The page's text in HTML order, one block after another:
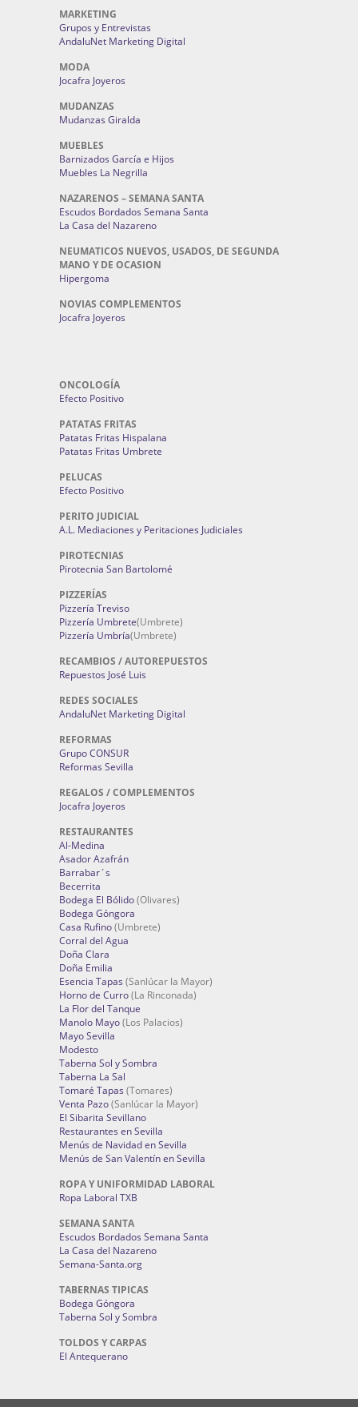
MARKETING
Grupos y Entrevistas
AndaluNet Marketing Digital
MODA
Jocafra Joyeros
MUDANZAS
Mudanzas Giralda
MUEBLES
Barnizados García e Hijos
Muebles La Negrilla
NAZARENOS – SEMANA SANTA
Escudos Bordados Semana Santa
La Casa del Nazareno
NEUMATICOS NUEVOS, USADOS, DE SEGUNDA
MANO Y DE OCASION
Hipergoma
NOVIAS COMPLEMENTOS
Jocafra Joyeros
ONCOLOGÍA
Efecto Positivo
PATATAS FRITAS
Patatas Fritas Hispalana
Patatas Fritas Umbrete
PELUCAS
Efecto Positivo
PERITO JUDICIAL
A.L. Mediaciones y Peritaciones Judiciales
PIROTECNIAS
Pirotecnia San Bartolomé
PIZZERÍAS
Pizzería Treviso
Pizzería Umbrete(Umbrete)
Pizzería Umbría(Umbrete)
RECAMBIOS / AUTOREPUESTOS
Repuestos José Luis
REDES SOCIALES
AndaluNet Marketing Digital
REFORMAS
Grupo CONSUR
Reformas Sevilla
REGALOS / COMPLEMENTOS
Jocafra Joyeros
RESTAURANTES
Al-Medina
Asador Azafrán
Barrabar´s
Becerrita
Bodega El Bólido(Olivares)
Bodega Góngora
Casa Rufino(Umbrete)
Corral del Agua
Doña Clara
Doña Emilia
Esencia Tapas (Sanlúcar la Mayor)
Horno de Curro(La Rinconada)
La Flor del Tanque
Manolo Mayo(Los Palacios)
Mayo Sevilla
Modesto
Taberna Sol y Sombra
Taberna La Sal
Tomaré Tapas (Tomares)
Venta Pazo(Sanlúcar la Mayor)
El Sibarita Sevillano
Restaurantes en Sevilla
Menús de Navidad en Sevilla
Menús de San Valentín en Sevilla
ROPA Y UNIFORMIDAD LABORAL
Ropa Laboral TXB
SEMANA SANTA
Escudos Bordados Semana Santa
La Casa del Nazareno
Semana-Santa.org
TABERNAS TIPICAS
Bodega Góngora
Taberna Sol y Sombra
TOLDOS Y CARPAS
El Antequerano